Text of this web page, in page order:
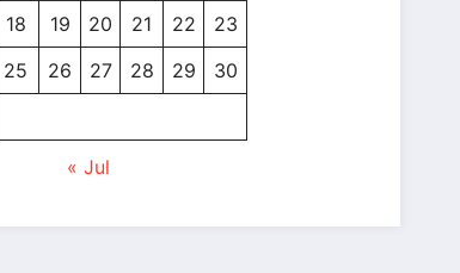
18 19 20 21 22
23
25 26 27 28 29
30
« Jul